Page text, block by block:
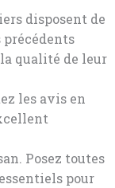
disposent de
qualité de leur
les avis en
Posez toutes
pour